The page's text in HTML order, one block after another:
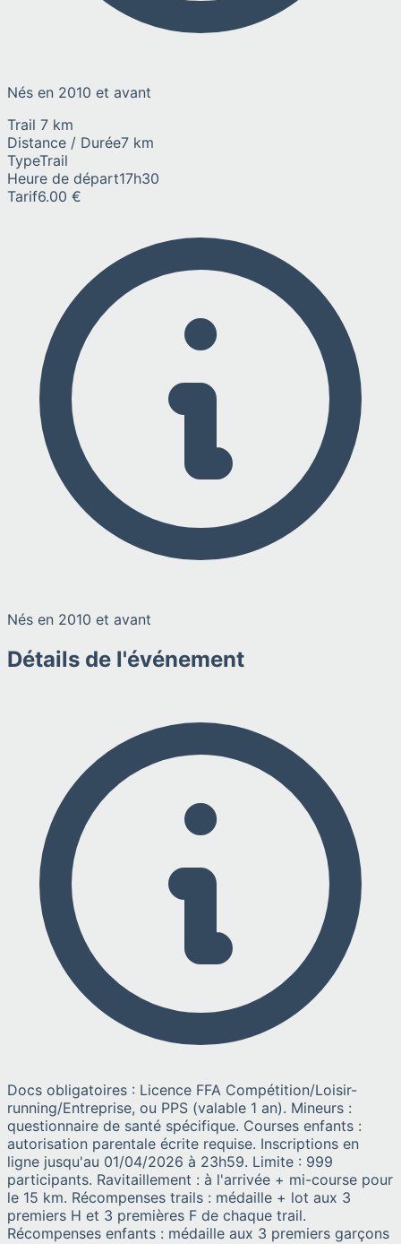
Nés en 2010 et avant
Trail 7 km
Distance / Durée7 km
TypeTrail
Heure de départ17h30
Tarif6.00 €
Nés en 2010 et avant
Détails de l'événement
Docs obligatoires : Licence FFA Compétition/Loisir-
running/Entreprise, ou PPS (valable 1 an). Mineurs :
questionnaire de santé spécifique. Courses enfants :
autorisation parentale écrite requise. Inscriptions en
ligne jusqu'au 01/04/2026 à 23h59. Limite : 999
participants. Ravitaillement : à l'arrivée + mi-course pour
le 15 km. Récompenses trails : médaille + lot aux 3
premiers H et 3 premières F de chaque trail.
Récompenses enfants : médaille aux 3 premiers garçons